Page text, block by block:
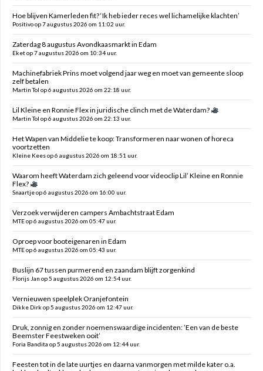
Hoe blijven Kamerleden fit? ‘Ik heb ieder reces wel lichamelijke klachten’
Positivo op 7 augustus 2026 om 11:02 uur.
Zaterdag 8 augustus Avondkaasmarkt in Edam
Eket op 7 augustus 2026 om 10:34 uur.
Machinefabriek Prins moet volgend jaar weg en moet van gemeente sloop
zelf betalen
Martin Tol op 6 augustus 2026 om 22:18 uur.
Lil Kleine en Ronnie Flex in juridische clinch met de Waterdam?
Martin Tol op 6 augustus 2026 om 22:13 uur.
Het Wapen van Middelie te koop: Transformeren naar wonen of horeca
voortzetten
Kleine Kees op 6 augustus 2026 om 18:51 uur.
Waarom heeft Waterdam zich geleend voor videoclip Lil’ Kleine en Ronnie
Flex?
Snaartje op 6 augustus 2026 om 16:00 uur.
Verzoek verwijderen campers Ambachtstraat Edam
MTE op 6 augustus 2026 om 05:47 uur.
Oproep voor booteigenaren in Edam
MTE op 6 augustus 2026 om 05:43 uur.
Buslijn 67 tussen purmerend en zaandam blijft zorgenkind
Florijs Jan op 5 augustus 2026 om 12:54 uur.
Vernieuwen speelplek Oranjefontein
Dikke Dirk op 5 augustus 2026 om 12:47 uur.
Druk, zonnig en zonder noemenswaardige incidenten: ’Een van de beste
Beemster Feestweken ooit’
Foria Bandita op 5 augustus 2026 om 12:44 uur.
Feesten tot in de late uurtjes en daarna vanmorgen met milde kater o.a.